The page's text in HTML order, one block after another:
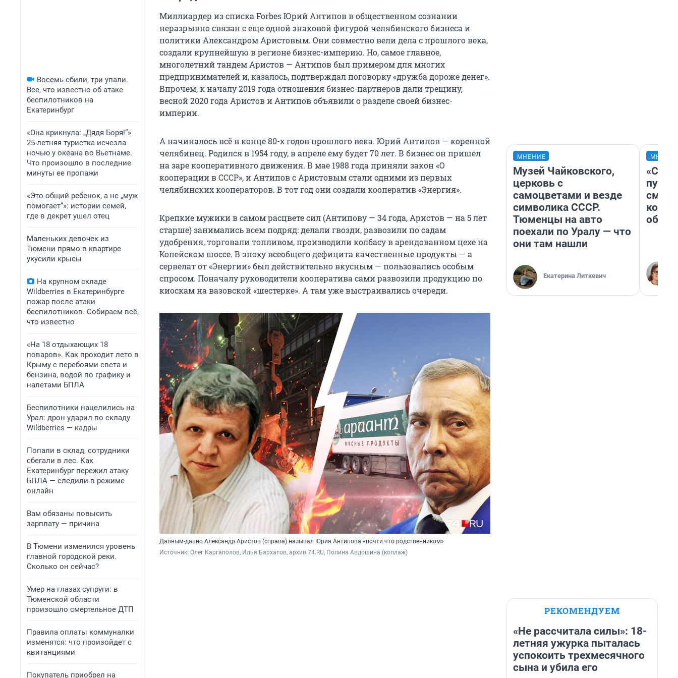
Восемь сбили, три упали.
Все, что известно об атаке
беспилотников на
Екатеринбург
«Она крикнула: „Дядя Боря!“»
25-летняя туристка исчезла
ночью у океана во Вьетнаме.
Что произошло в последние
минуты ее пропажи
«Это общий ребенок, а не „муж
помогает“»: истории семей,
где в декрет ушел отец
Маленьких девочек из
Тюмени прямо в квартире
укусили крысы
На крупном складе
Wildberries в Екатеринбурге
пожар после атаки
беспилотников. Собираем всё,
что известно
«На 18 отдыхающих 18
поваров». Как проходит лето в
Крыму с перебоями света и
бензина, водой по графику и
налетами БПЛА
Беспилотники нацелились на
Урал: дрон ударил по складу
Wildberries — кадры
Попали в склад, сотрудники
сбегали в лес. Как
Екатеринбург пережил атаку
БПЛА — следили в режиме
онлайн
Вам обязаны повысить
зарплату — причина
В Тюмени изменился уровень
главной городской реки.
Сколько он сейчас?
Умер на глазах супруги: в
Тюменской области
произошло смертельное ДТП
Правила оплаты коммуналки
изменятся: что произойдет с
квитанциями
Покупатель приобрел на
Миллиардер из списка Forbes Юрий Антипов в общественном сознании
неразрывно связан с еще одной знаковой фигурой челябинского бизнеса и
политики Александром Аристовым. Они совместно вели дела с прошлого века,
создали крупнейшую в регионе бизнес-империю. Но, самое главное,
многолетний тандем Аристов — Антипов был примером для многих
предпринимателей и, казалось, подтверждал поговорку «дружба дороже денег».
Впрочем, к началу 2019 года отношения бизнес-партнеров дали трещину,
весной 2020 года Аристов и Антипов объявили о разделе своей бизнес-
империи.
А начиналось всё в конце 80-х годов прошлого века. Юрий Антипов — коренной
челябинец. Родился в 1954 году, в апреле ему будет 70 лет. В бизнес он пришел
на заре кооперативного движения. В мае 1988 года приняли закон «О
кооперации в СССР», и Антипов с Аристовым стали одними из первых
челябинских кооператоров. В тот год они создали кооператив «Энергия».
Крепкие мужики в самом расцвете сил (Антипову — 34 года, Аристов — на 5 лет
старше) занимались всем подряд: делали гвозди, развозили по садам
удобрения, торговали топливом, производили колбасу в арендованном цехе на
Копейском шоссе. В эпоху всеобщего дефицита качественные продукты — а
сервелат от «Энергии» был действительно вкусным — пользовались особым
спросом. Поначалу руководители кооператива сами развозили продукцию по
киоскам на вазовской «шестерке». А там уже выстраивались очереди.
Давным-давно Александр Аристов (справа) называл Юрия Антипова «почти что родственником»
Источник: Олег Каргаполов, Илья Бархатов, архив 74.RU, Полина Авдошина (коллаж)
МНЕНИЕ
Музей Чайковского,
церковь с
самоцветами и везде
символика СССР.
Тюменцы на авто
поехали по Уралу — что
они там нашли
Екатерина Литкевич
РЕКОМЕНДУЕМ
«Не рассчитала силы»: 18-
летняя ужурка пыталась
успокоить трехмесячного
сына и убила его